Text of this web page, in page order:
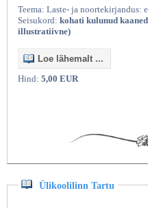
Kasutatud raamatud |
Teema: Laste- ja noortekirjandus:
Seisukord: kohati kulunud
illustratiivne)
Loe lähemalt ...
Hind: 5,00 EUR
Ülikoolilinn Tartu